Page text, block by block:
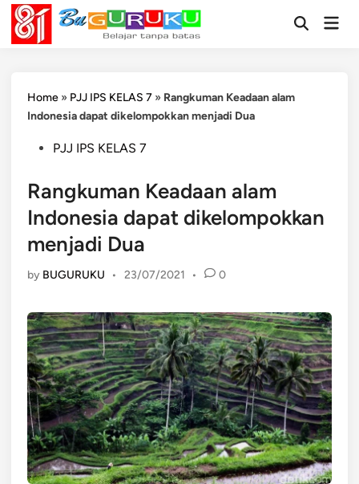
Skip
content
OpenMain
Home » PJJ IPS KELAS 7 » Rangkuman Keadaan alam
Indonesia dapat dikelompokkan menjadi Dua
PostedPJJ IPS KELAS 7
Rangkuman Keadaan alam
Indonesia dapat dikelompokkan
menjadi Dua
by BUGURUKU • 23/07/2021 • 0